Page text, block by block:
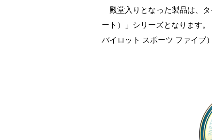
殿堂入りとなった製品は、タ
ート）」シリーズとなります
パイロット スポーツ ファイブ